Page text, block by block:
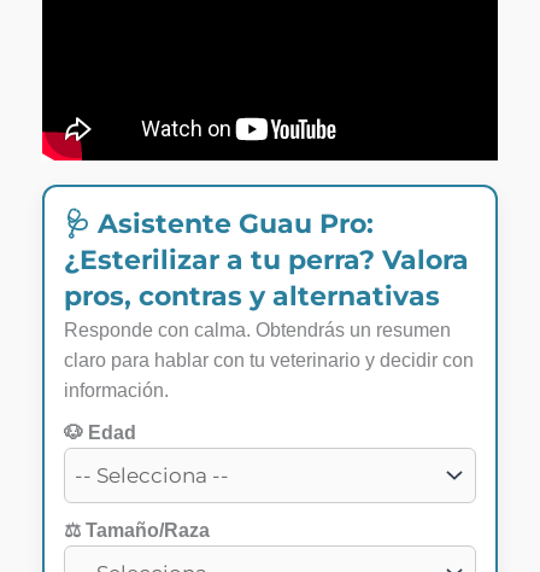
🩺 Asistente Guau Pro:
¿Esterilizar a tu perra? Valora
pros, contras y alternativas
Responde con calma. Obtendrás un resumen
claro para hablar con tu veterinario y decidir con
información.
🐶 Edad
⚖️ Tamaño/Raza